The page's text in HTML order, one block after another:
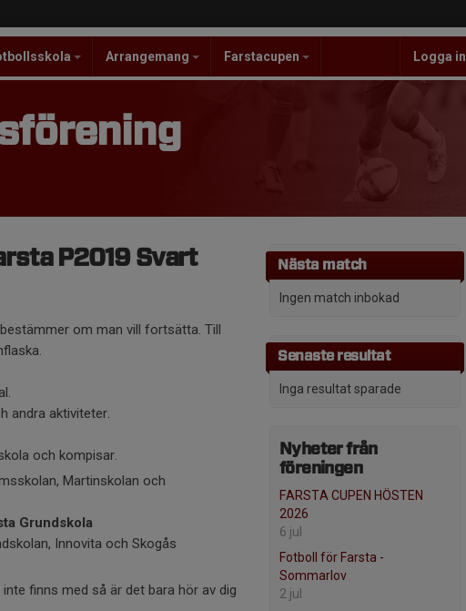
Arrangemang Farstacupen Logga in
Nästa match
Ingen match inbokad
Senaste resultat
Inga resultat sparade
Nyheter från
föreningen
FARSTA CUPEN HÖSTEN
2026
6 jul
Fotboll för Farsta -
Sommarlov
2 jul
P2019 Svart
om man vill fortsätta. Till
andra aktiviteter.
och kompisar.
Martinskolan och
Grundskola
Innovita och Skogås
finns med så är det bara hör av dig